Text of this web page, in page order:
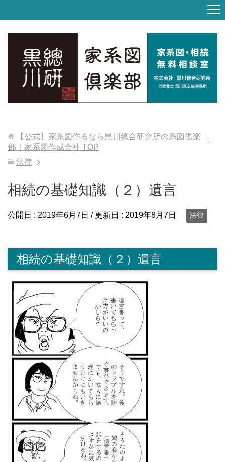
【公式】家系図作るなら黒川總合研究所の系図倶楽
部｜家系図作成会社 TOP
法律
相続の基礎知識（２）遺言
公開日 : 2019年6月7日 / 更新日 : 2019年8月7日 法律
相続の基礎知識（２）遺言